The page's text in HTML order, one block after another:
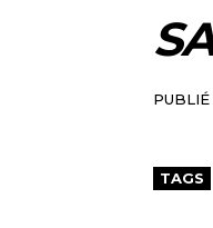
PUBLIÉ
TAGS